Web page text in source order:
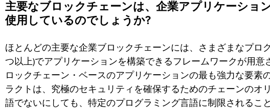
主要なブロックチェーンは、企業アプリケーショ
使用しているのでしょうか?
ほとんどの主要な企業ブロックチェーンには、さまざまなプロ
つ以上)でアプリケーションを構築できるフレームワークが用意
ロックチェーン・ベースのアプリケーションの最も強力な要素
ラクトは、究極のセキュリティを確保するためのチェーンのオ
語でないにしても、特定のプログラミング言語に制限されるこ